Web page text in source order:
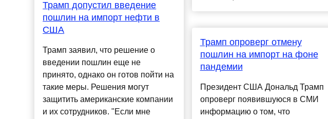
Трамп допустил введение
пошлин на импорт нефти в
США
Трамп заявил, что решение о
введении пошлин еще не
принято, однако он готов пойти на
такие меры. Решения могут
защитить американские компании
и их сотрудников. "Если мне
Трамп опроверг отмену
пошлин на импорт на фоне
пандемии
Президент США Дональд Трамп
опроверг появившуюся в СМИ
информацию о том, что